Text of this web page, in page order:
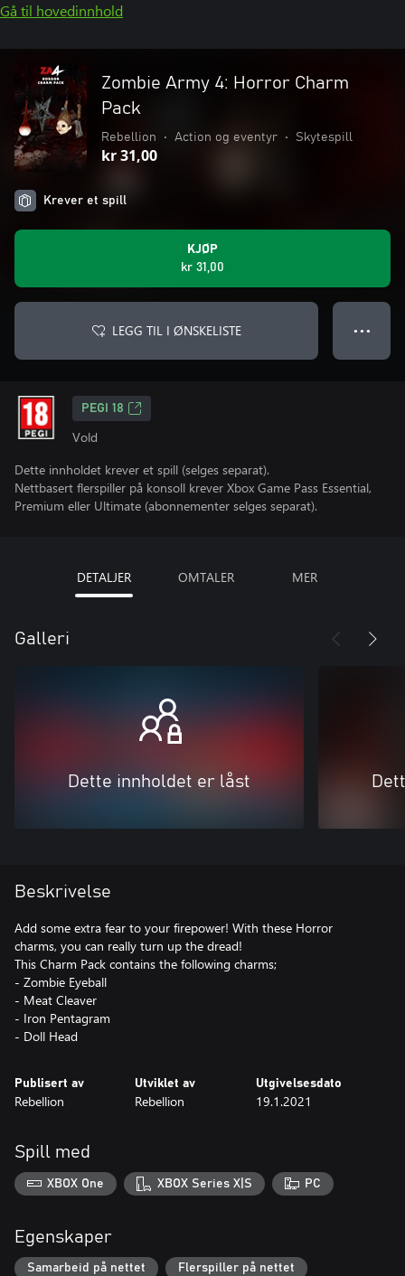
Gå til hovedinnhold
Zombie Army 4: Horror Charm
Pack
Rebellion • Action og eventyr • Skytespill
kr 31,00
Krever et spill
KJØP
kr 31,00
LEGG TIL I ØNSKELISTE ● ● ●
PEGI 18
Vold
Dette innholdet krever et spill (selges separat).
Nettbasert flerspiller på konsoll krever Xbox Game Pass Essential,
Premium eller Ultimate (abonnementer selges separat).
DETALJER OMTALER MER
Galleri
Dette innholdet er låst
Beskrivelse
Add some extra fear to your firepower! With these Horror
charms, you can really turn up the dread!
This Charm Pack contains the following charms;
- Zombie Eyeball
- Meat Cleaver
- Iron Pentagram
- Doll Head
Publisert av
Rebellion
Utviklet av
Rebellion
Utgivelsesdato
19.1.2021
Spill med
XBOX One XBOX Series X|S PC
Egenskaper
Samarbeid på nettet Flerspiller på nettet